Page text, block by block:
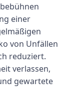
einer
von Unfällen
reduziert.
verlassen,
gewartete